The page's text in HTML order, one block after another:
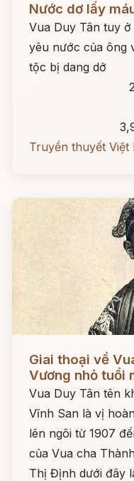
Nước dơ lấy
Vua Duy Tân tuy
yêu nước của ông
tộc bị dang dở
Truyền thuyết Việt
Giai thoại về
Vương nhỏ tuổi
Vua Duy Tân tên
Vĩnh San là vị
lên ngôi từ 1907
của Vua cha
Thị Định dưới đây